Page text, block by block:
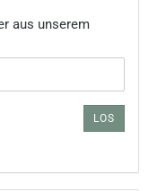
aus unserem
LOS